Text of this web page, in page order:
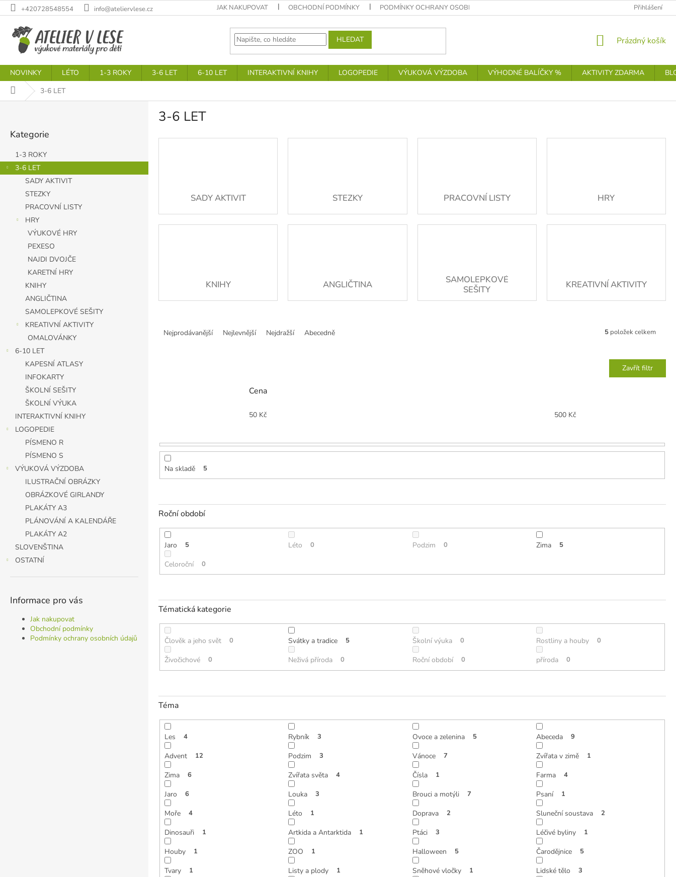
Přejít
na
+420728548554 info@ateliervlese.cz JAK NAKUPOVAT OBCHODNÍ PODMÍNKY PODMÍNKY OCHRANY OSOBNÍCH ÚDAJŮ Přihlášení
HLEDAT
NÁKUPNÍ
Prázdný košík
NOVINKY LÉTO 1-3 ROKY 3-6 LET 6-10 LET INTERAKTIVNÍ KNIHY LOGOPEDIE VÝUKOVÁ VÝZDOBA VÝHODNÉ BALÍČKY % AKTIVITY ZDARMA
Domů 3-6 LET
a
n
kategorie
Kategorie
1-3 ROKY
3-6 LET
SADY AKTIVIT
STEZKY
PRACOVNÍ LISTY
HRY
VÝUKOVÉ HRY
PEXESO
NAJDI DVOJČE
KARETNÍ HRY
KNIHY
ANGLIČTINA
SAMOLEPKOVÉ SEŠITY
KREATIVNÍ AKTIVITY
OMALOVÁNKY
6-10 LET
KAPESNÍ ATLASY
INFOKARTY
ŠKOLNÍ SEŠITY
ŠKOLNÍ VÝUKA
INTERAKTIVNÍ KNIHY
LOGOPEDIE
PÍSMENO R
PÍSMENO S
VÝUKOVÁ VÝZDOBA
ILUSTRAČNÍ OBRÁZKY
OBRÁZKOVÉ GIRLANDY
PLAKÁTY A3
PLÁNOVÁNÍ A KALENDÁŘE
PLAKÁTY A2
SLOVENŠTINA
OSTATNÍ
Informace pro vás
Jak nakupovat
Obchodní podmínky
Podmínky ochrany osobních údajů
3-6 LET
SADY AKTIVIT STEZKY PRACOVNÍ LISTY HRY
KNIHY ANGLIČTINA
SAMOLEPKOVÉ
SEŠITY
KREATIVNÍ AKTIVITY
k
t
Nejprodávanější Nejlevnější Nejdražší Abecedně 5 položek celkem
Zavřít filtr
Cena
50Kč 500Kč
Na skladě 5
Roční období
Jaro 5 Léto 0 Podzim 0 Zima 5
Celoroční 0
Tématická kategorie
Člověk a jeho svět 0 Svátky a tradice 5 Školní výuka 0 Rostliny a houby 0
Živočichové 0 Neživá příroda 0 Roční období 0 příroda 0
Téma
Les 4 Rybník 3 Ovoce a zelenina 5 Abeceda 9
Advent 12 Podzim 3 Vánoce 7 Zvířata v zimě 1
Zima 6 Zvířata světa 4 Čísla 1 Farma 4
Jaro 6 Louka 3 Brouci a motýli 7 Psaní 1
Moře 4 Léto 1 Doprava 2 Sluneční soustava 2
Dinosauři 1 Artkida a Antarktida 1 Ptáci 3 Léčivé byliny 1
Houby 1 ZOO 1 Halloween 5 Čarodějnice 5
Tvary 1 Listy a plody 1 Sněhové vločky 1 Lidské tělo 3